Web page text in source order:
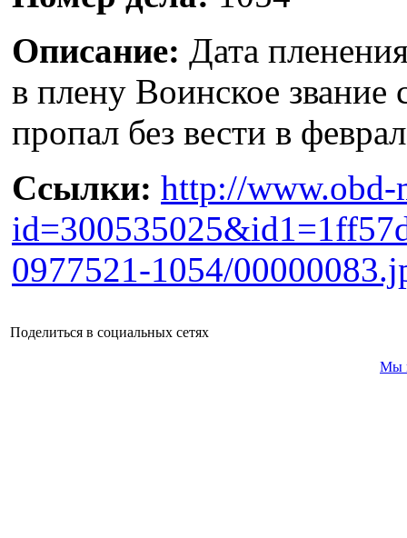
Описание: Дата
в плену Воинское
пропал без вести в
Ссылки: http://www.obd-
0977521-1054/
Поделиться в социальных сетях
Мы